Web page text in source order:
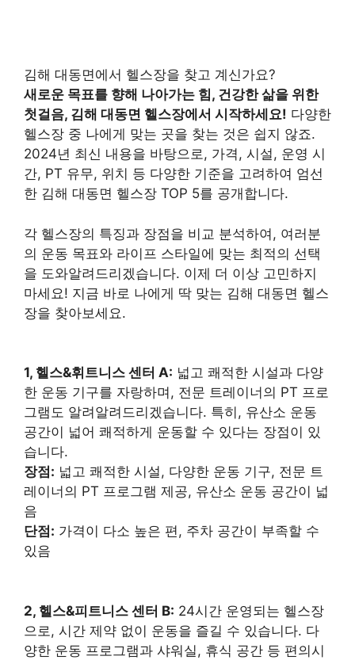
김해 대동면에서 헬스장을 찾고 계신가요?
새로운 목표를 향해 나아가는 힘, 건강한 삶을 위한
첫걸음, 김해 대동면 헬스장에서 시작하세요! 다양한
헬스장 중 나에게 맞는 곳을 찾는 것은 쉽지 않죠.
2024년 최신 내용을 바탕으로, 가격, 시설, 운영 시
간, PT 유무, 위치 등 다양한 기준을 고려하여 엄선
한 김해 대동면 헬스장 TOP 5를 공개합니다.
각 헬스장의 특징과 장점을 비교 분석하여, 여러분
의 운동 목표와 라이프 스타일에 맞는 최적의 선택
을 도와알려드리겠습니다. 이제 더 이상 고민하지
마세요! 지금 바로 나에게 딱 맞는 김해 대동면 헬스
장을 찾아보세요.
1, 헬스&휘트니스 센터 A: 넓고 쾌적한 시설과 다양
한 운동 기구를 자랑하며, 전문 트레이너의 PT 프로
그램도 알려알려드리겠습니다. 특히, 유산소 운동
공간이 넓어 쾌적하게 운동할 수 있다는 장점이 있
습니다.
장점: 넓고 쾌적한 시설, 다양한 운동 기구, 전문 트
레이너의 PT 프로그램 제공, 유산소 운동 공간이 넓
음
단점: 가격이 다소 높은 편, 주차 공간이 부족할 수
있음
2, 헬스&피트니스 센터 B: 24시간 운영되는 헬스장
으로, 시간 제약 없이 운동을 즐길 수 있습니다. 다
양한 운동 프로그램과 샤워실, 휴식 공간 등 편의시